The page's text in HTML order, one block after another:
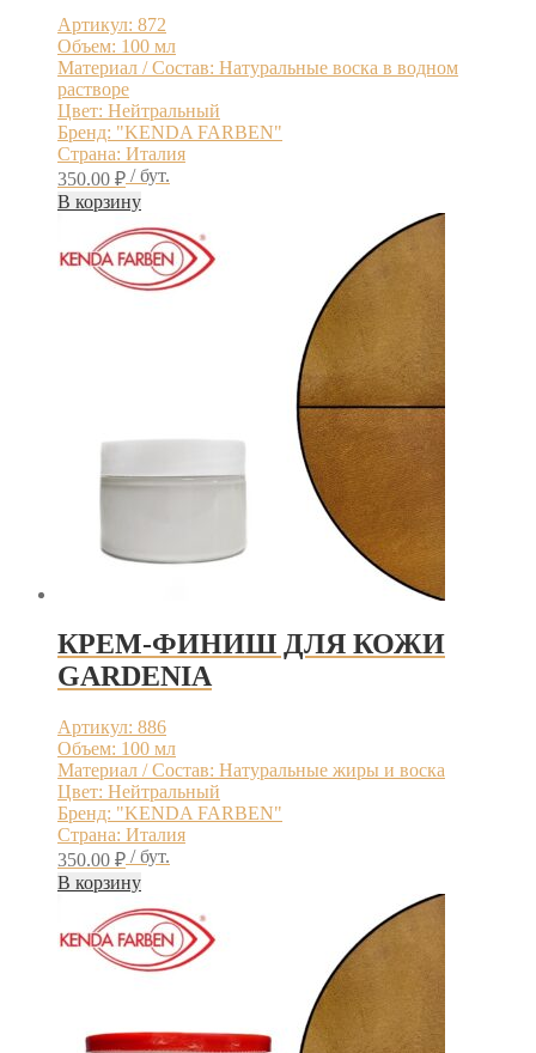
Артикул: 872
Объем: 100 мл
Материал / Состав: Натуральные воска в водном
растворе
Цвет: Нейтральный
Бренд: "KENDA FARBEN"
Страна: Италия
350.00 ₽ / бут.
В корзину
КРЕМ-ФИНИШ ДЛЯ КОЖИ
GARDENIA
Артикул: 886
Объем: 100 мл
Материал / Состав: Натуральные жиры и воска
Цвет: Нейтральный
Бренд: "KENDA FARBEN"
Страна: Италия
350.00 ₽ / бут.
В корзину